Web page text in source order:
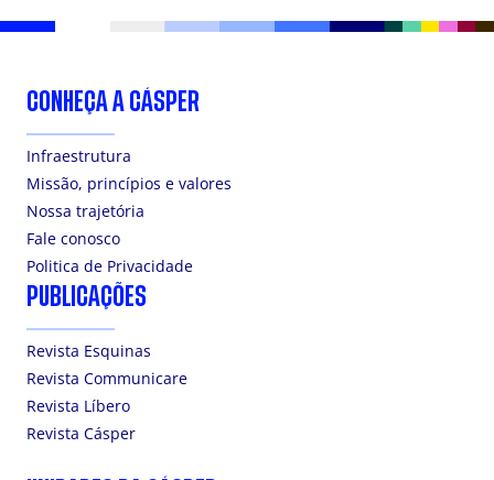
CONHEÇA A CÁSPER
Infraestrutura
Missão, princípios e valores
Nossa trajetória
Fale conosco
Politica de Privacidade
PUBLICAÇÕES
Revista Esquinas
Revista Communicare
Revista Líbero
Revista Cásper